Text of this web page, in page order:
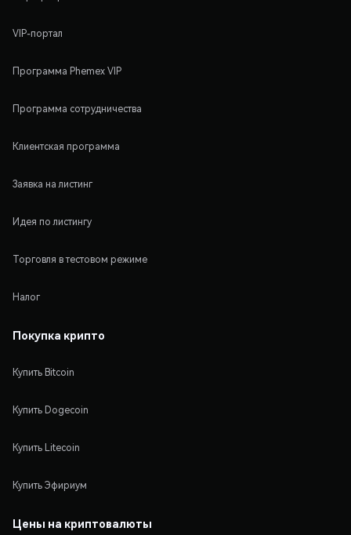
VIP-портал
Программа Phemex VIP
Программа сотрудничества
Клиентская программа
Заявка на листинг
Идея по листингу
Торговля в тестовом режиме
Налог
Покупка крипто
Купить Bitcoin
Купить Dogecoin
Купить Litecoin
Купить Эфириум
Цены на криптовалюты